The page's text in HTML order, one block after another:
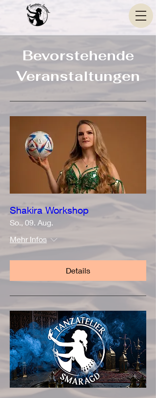
Bevorstehende
Veranstaltungen
Shakira Workshop
So., 09. Aug.
Mehr Infos
Details